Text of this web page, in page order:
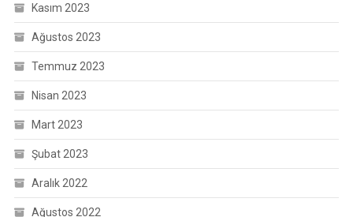
Kasım 2023
Ağustos 2023
Temmuz 2023
Nisan 2023
Mart 2023
Şubat 2023
Aralık 2022
Ağustos 2022